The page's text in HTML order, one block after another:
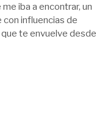
iba a encontrar, un
influencias de
te envuelve desde